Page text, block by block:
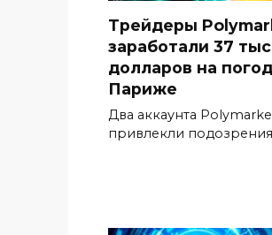
Трейдеры
заработали 37
долларов на
Париже
Два аккаунта
привлекли